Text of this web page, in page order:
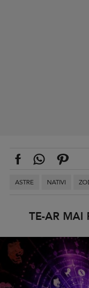
ASTRE NATIVI
TE-AR MAI